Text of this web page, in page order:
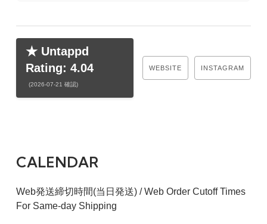
★ Untappd
Rating: 4.04
(2026-07-21 確認)
WEBSITE INSTAGRAM
CALENDAR
Web発送締切時間(当日発送) / Web Order Cutoff Times
For Same-day Shipping